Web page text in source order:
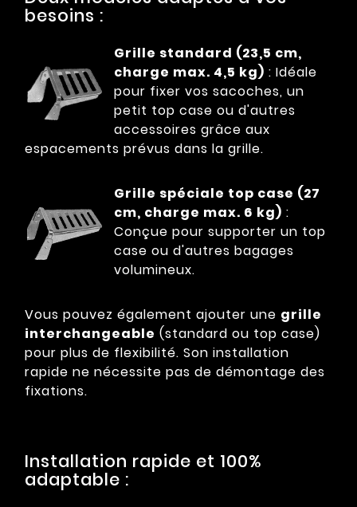
besoins :
Grille standard (23,5 cm,
charge max. 4,5 kg) : Idéale
pour fixer vos sacoches, un
petit top case ou d'autres
accessoires grâce aux
espacements prévus dans la grille.
Grille spéciale top case (27
cm, charge max. 6 kg) :
Conçue pour supporter un top
case ou d'autres bagages
volumineux.
Vous pouvez également ajouter une grille
interchangeable (standard ou top case)
pour plus de flexibilité. Son installation
rapide ne nécessite pas de démontage des
fixations.
Installation rapide et 100%
adaptable :